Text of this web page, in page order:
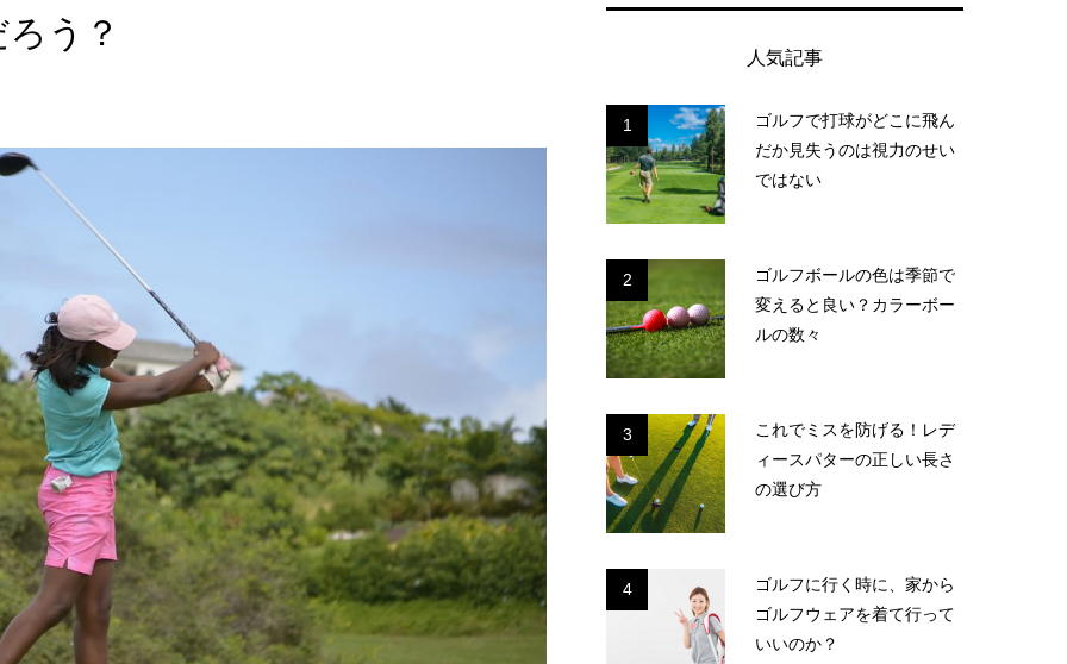
う？
人気記事
1
ゴルフで打球がどこに飛ん
だか見失うのは視力のせい
ではない
2
ゴルフボールの色は季節で
変えると良い？カラーボー
ルの数々
3
これでミスを防げる！レデ
ィースパターの正しい長さ
の選び方
4
ゴルフに行く時に、家から
ゴルフウェアを着て行って
いいのか？